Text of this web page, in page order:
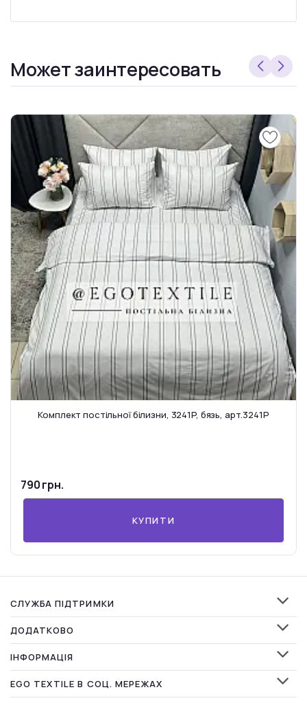
Может заинтересовать
Комплект постільної білизни, 3241P, бязь, арт.3241P
790 грн.
КУПИТИ
СЛУЖБА ПІДТРИМКИ
ДОДАТКОВО
ІНФОРМАЦІЯ
EGO TEXTILE В СОЦ. МЕРЕЖАХ